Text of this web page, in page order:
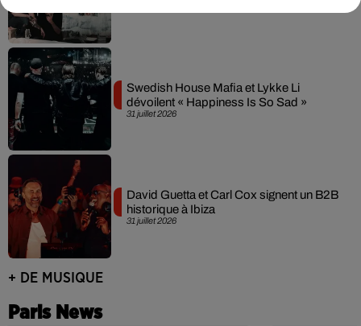
31 juillet 2026
Swedish House Mafia et Lykke Li
dévoilent « Happiness Is So Sad »
31 juillet 2026
David Guetta et Carl Cox signent un B2B
historique à Ibiza
+ DE MUSIQUE
Paris News